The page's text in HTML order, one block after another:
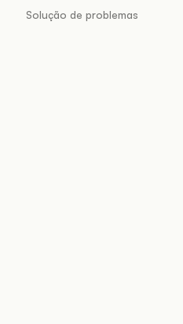
Solução de problemas